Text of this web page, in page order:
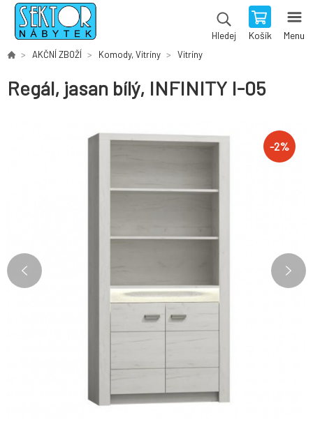
Hledej Košík Menu
AKČNÍ ZBOŽÍ Komody, Vitríny Vitríny
Regál, jasan bílý, INFINITY I-05
-2%